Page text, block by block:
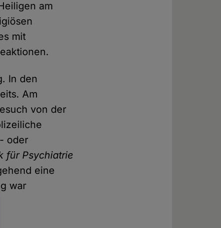
am
mit
In den
Am
von der
oder
für Psychiatrie
eine
war